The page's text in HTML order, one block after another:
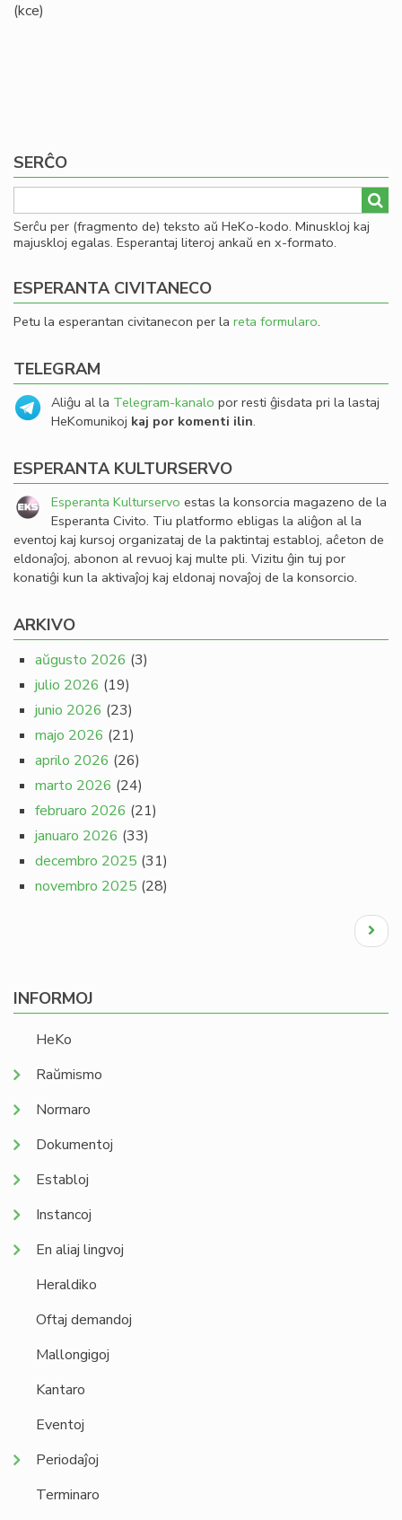
(kce)
SERĈO
Serĉu per (fragmento de) teksto aŭ HeKo-kodo. Minuskloj kaj
majuskloj egalas. Esperantaj literoj ankaŭ en x-formato.
ESPERANTA CIVITANECO
Petu la esperantan civitanecon per la reta formularo.
TELEGRAM
Aliĝu al la Telegram-kanalo por resti ĝisdata pri la lastaj
HeKomunikoj kaj por komenti ilin.
ESPERANTA KULTURSERVO
Esperanta Kulturservo estas la konsorcia magazeno de la
Esperanta Civito. Tiu platformo ebligas la aliĝon al la
eventoj kaj kursoj organizataj de la paktintaj establoj, aĉeton de
eldonaĵoj, abonon al revuoj kaj multe pli. Vizitu ĝin tuj por
konatiĝi kun la aktivaĵoj kaj eldonaj novaĵoj de la konsorcio.
ARKIVO
aŭgusto 2026 (3)
julio 2026 (19)
junio 2026 (23)
majo 2026 (21)
aprilo 2026 (26)
marto 2026 (24)
februaro 2026 (21)
januaro 2026 (33)
decembro 2025 (31)
novembro 2025 (28)
Next
page
INFORMOJ
HeKo
Raŭmismo
Normaro
Dokumentoj
Establoj
Instancoj
En aliaj lingvoj
Heraldiko
Oftaj demandoj
Mallongigoj
Kantaro
Eventoj
Periodaĵoj
Terminaro